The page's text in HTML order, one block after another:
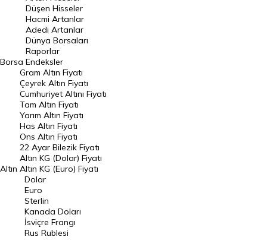
Hacmi Artanlar
Geçmiş Kapanışlar
Dünya Borsaları
Raporlar
Endeksler
DÖVİZ
Döviz Kuru
Dolar Kuru
Euro Kuru
Pound Kuru
Frank Kuru
Riyal Kuru
Borsa
Düşen Hisseler
Hacmi Artanlar
Adedi Artanlar
Dünya Borsaları
Raporlar
Endeksler
Altın
Gram Altın Fiyatı
Çeyrek Altın Fiyatı
Cumhuriyet Altını Fiyatı
Tam Altın Fiyatı
Yarım Altın Fiyatı
Has Altın Fiyatı
Ons Altın Fiyatı
22 Ayar Bilezik Fiyatı
Altın KG (Dolar) Fiyatı
Altın KG (Euro) Fiyatı
Dolar
Euro
Sterlin
Kanada Doları
İsviçre Frangı
Rus Rublesi